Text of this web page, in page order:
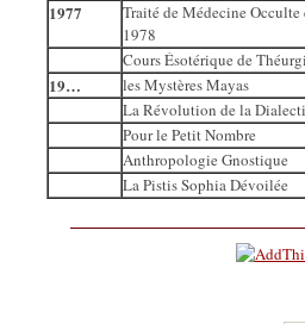
1977
Traité de Médecine
1978
Cours Ésotérique de
19…
les Mystères Mayas
La Révolution de la
Pour le Petit Nombre
Anthropologie Gnostique
La Pistis Sophia Dévoilée